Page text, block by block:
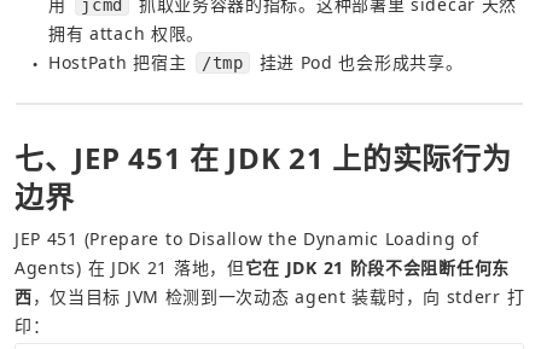
jcmd
拥有 attach 权限。
● HostPath 把宿主 /tmp 挂进 Pod 也会形成共享。
七、JEP 451 在 JDK 21 上的实际行为
边界
JEP 451 (Prepare to Disallow the Dynamic Loading of
Agents) 在 JDK 21 落地，但它在 JDK 21 阶段不会阻断任何东
西，仅当目标 JVM 检测到一次动态 agent 装载时，向 stderr 打
印：